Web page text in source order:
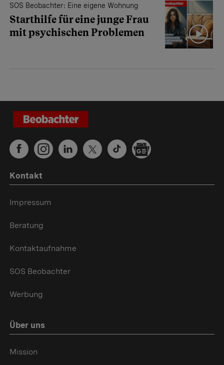
SOS Beobachter: Eine eigene Wohnung
Starthilfe für eine junge Frau
mit psychischen Problemen
Kontakt
Impressum
Beratung
Kontaktaufnahme
SOS Beobachter
Werbung
Über uns
Mission